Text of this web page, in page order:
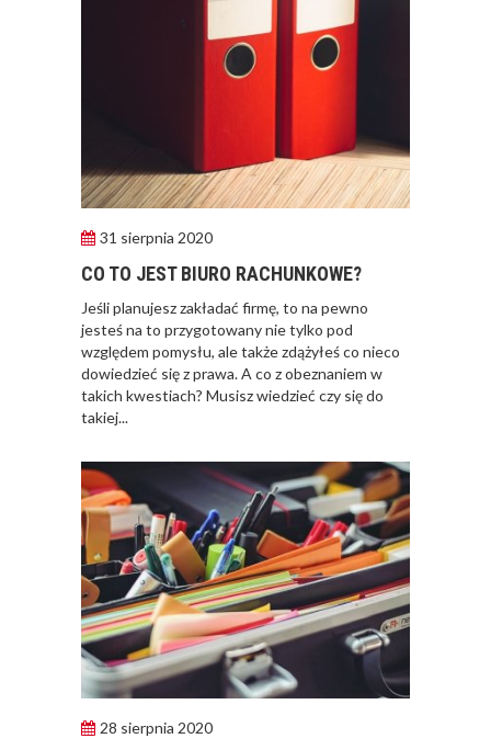
31 sierpnia 2020
CO TO JEST BIURO RACHUNKOWE?
Jeśli planujesz zakładać firmę, to na pewno
jesteś na to przygotowany nie tylko pod
względem pomysłu, ale także zdążyłeś co nieco
dowiedzieć się z prawa. A co z obeznaniem w
takich kwestiach? Musisz wiedzieć czy się do
takiej...
28 sierpnia 2020